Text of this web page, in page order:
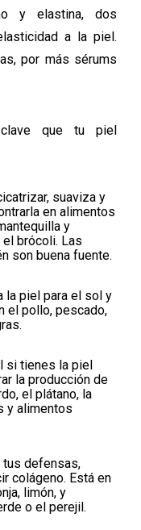
y elastina, dos
a la piel.
por más sérums
clave que tu piel
suaviza y
en alimentos
y
brócoli. Las
son buena fuente.
la piel para el sol y
el pollo, pescado,
si tienes la piel
la producción de
el plátano, la
y alimentos
tus defensas,
colágeno. Está en
limón, y
o el perejil.